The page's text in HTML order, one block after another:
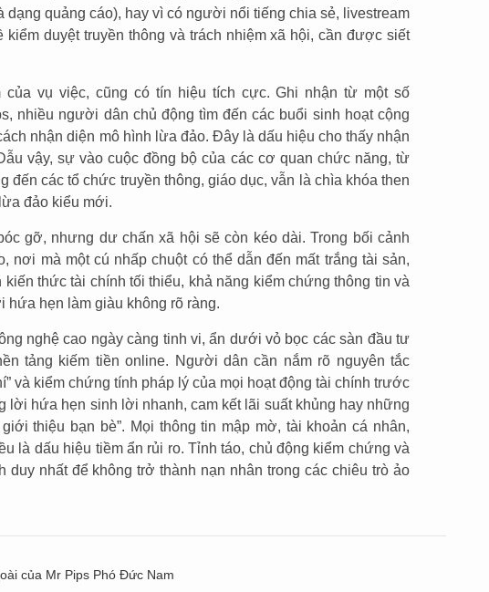
dạng quảng cáo), hay vì có người nổi tiếng chia sẻ, livestream
duyệt truyền thông và trách nhiệm xã hội, cần được siết
của vụ việc, cũng có tín hiệu tích cực. Ghi nhận từ một số
nhiều người dân chủ động tìm đến các buổi sinh hoạt cộng
nhận diện mô hình lừa đảo. Đây là dấu hiệu cho thấy nhận
vậy, sự vào cuộc đồng bộ của các cơ quan chức năng, từ
đến các tổ chức truyền thông, giáo dục, vẫn là chìa khóa then
đảo kiểu mới.
gỡ, nhưng dư chấn xã hội sẽ còn kéo dài. Trong bối cảnh
nơi mà một cú nhấp chuột có thể dẫn đến mất trắng tài sản,
thức tài chính tối thiểu, khả năng kiểm chứng thông tin và
hứa hẹn làm giàu không rõ ràng.
nghệ cao ngày càng tinh vi, ẩn dưới vỏ bọc các sàn đầu tư
tảng kiếm tiền online. Người dân cần nắm rõ nguyên tắc
và kiểm chứng tính pháp lý của mọi hoạt động tài chính trước
lời hứa hẹn sinh lời nhanh, cam kết lãi suất khủng hay những
thiệu bạn bè”. Mọi thông tin mập mờ, tài khoản cá nhân,
là dấu hiệu tiềm ẩn rủi ro. Tỉnh táo, chủ động kiểm chứng và
duy nhất để không trở thành nạn nhân trong các chiêu trò ảo
của Mr Pips Phó Đức Nam